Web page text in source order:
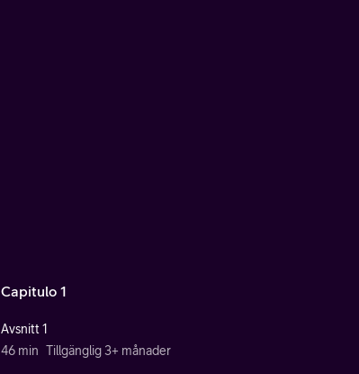
Capitulo 1
Avsnitt 1
46 min Tillgänglig 3+ månader